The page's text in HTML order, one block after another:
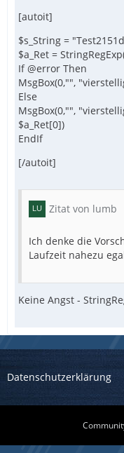
[autoit]
$s_String =
$a_Ret =
If @error Then
MsgBox(0,"",
Else
MsgBox(0,"",
$a_Ret[0])
EndIf
[/autoit]
Zitat von lumb
Ich denke die
Laufzeit nahezu
Keine Angst -
Datenschutzerklärung